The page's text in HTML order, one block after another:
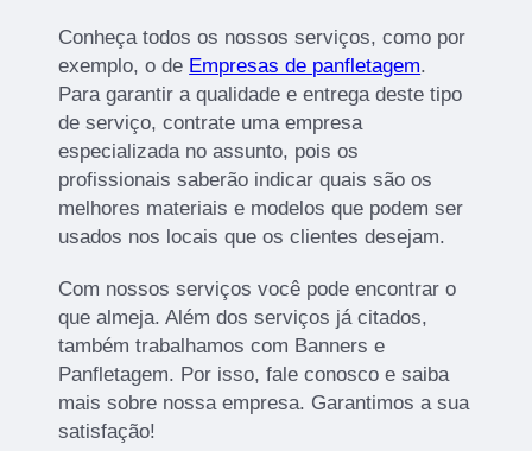
Conheça todos os nossos serviços, como por
exemplo, o de Empresas de panfletagem.
Para garantir a qualidade e entrega deste tipo
de serviço, contrate uma empresa
especializada no assunto, pois os
profissionais saberão indicar quais são os
melhores materiais e modelos que podem ser
usados nos locais que os clientes desejam.
Com nossos serviços você pode encontrar o
que almeja. Além dos serviços já citados,
também trabalhamos com Banners e
Panfletagem. Por isso, fale conosco e saiba
mais sobre nossa empresa. Garantimos a sua
satisfação!